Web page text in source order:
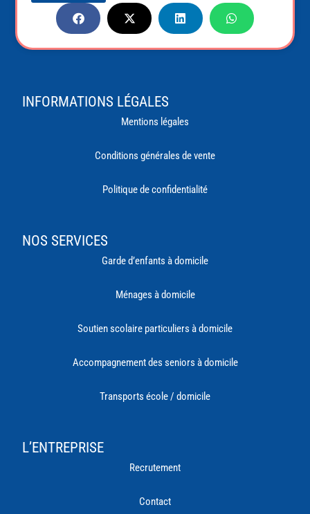
INFORMATIONS LÉGALES
Mentions légales
Conditions générales de vente
Politique de confidentialité
NOS SERVICES
Garde d’enfants à domicile
Ménages à domicile
Soutien scolaire particuliers à domicile
Accompagnement des seniors à domicile
Transports école / domicile
L’ENTREPRISE
Recrutement
Contact